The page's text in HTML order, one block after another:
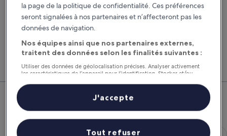
Rechercher
Comparez les fournisseurs et regroupez vol,
hôtel et location de voiture pour économiser au
maximum.
Coggia : nos meilleures offres
de voitures
Économique
Économique Chevrolet Spark
la page de la politique de confidentialité. Ces préférences
seront signalées à nos partenaires et n’affecteront pas les
données de navigation.
Nos équipes ainsi que nos partenaires externes,
traitent des données selon les finalités suivantes :
Utiliser des données de géolocalisation précises. Analyser activement
les caractéristiques de l’appareil pour l’identification. Stocker et/ou
personnalisés, mesure de performance des publicités et du contenu,
études d’audience et développement de services.
Liste de nos partenaires (fournisseurs)
Tout refuser
J'accepte